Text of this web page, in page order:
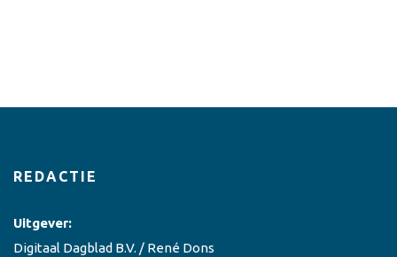
REDACTIE
Uitgever:
Digitaal Dagblad B.V. / René Dons